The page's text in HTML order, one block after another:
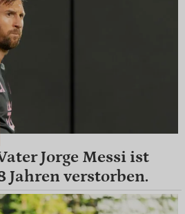
Jorge Messi ist
Jahren verstorben.